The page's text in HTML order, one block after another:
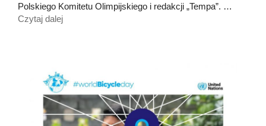
Polskiego Komitetu Olimpijskiego i redakcji „Tempa”. …
Czytaj dalej